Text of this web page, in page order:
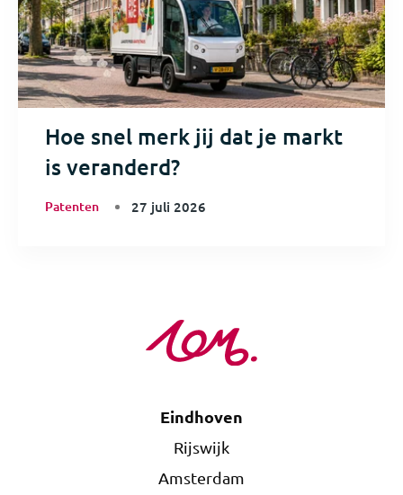
Hoe snel merk jij dat je markt
is veranderd?
Patenten 27 juli 2026
Eindhoven
Rijswijk
Amsterdam